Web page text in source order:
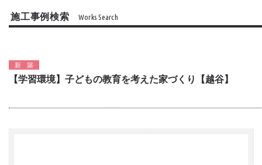
施工事例検索 Works Search
新築
【学習環境】子どもの教育を考えた家づくり【越谷】